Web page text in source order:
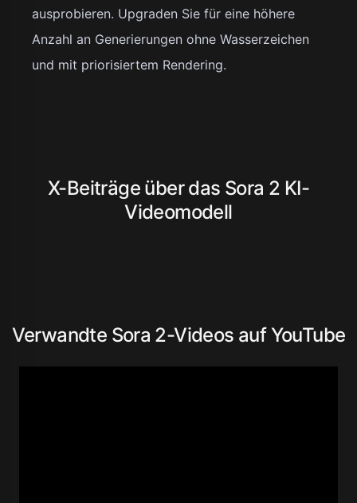
ausprobieren. Upgraden Sie für eine höhere
Anzahl an Generierungen ohne Wasserzeichen
und mit priorisiertem Rendering.
X-Beiträge über das Sora 2 KI-
Videomodell
Verwandte Sora 2-Videos auf YouTube